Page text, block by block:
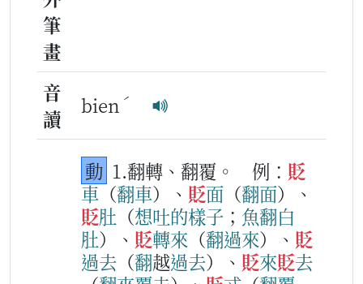
筆
畫
音
讀
bien ˊ
動 1.翻轉、翻覆。 例： 貶
車（翻車）、 貶面 （翻面）、
貶肚 （想吐的樣子 ； 魚翻白
肚）、 貶轉來 （翻過來）、 貶
過去 （翻越過去）、 貶來貶去